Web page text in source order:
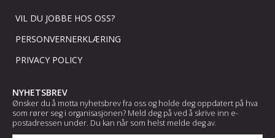
VIL DU JOBBE HOS OSS?
PERSONVERNERKLÆRING
PRIVACY POLICY
NYHETSBREV
Ønsker du å motta nyhetsbrev fra oss og holde deg oppdatert på hva
som rører seg i organisasjonen? Meld deg på ved å skrive inn e-
postadressen under. Du kan når som helst melde deg av.